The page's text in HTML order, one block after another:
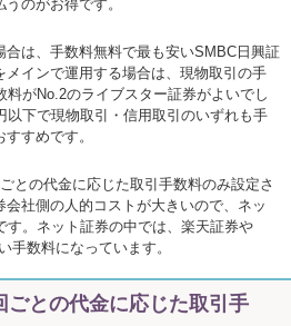
のがお得です。
は、手数料無料で最も安いSMBC日興証
メインで運用する場合は、現物取引の手
がNo.2のライブスター証券がよいでし
以下で現物取引・信用取引のいずれも手
すめです。
との代金に応じた取引手数料のみ設定さ
社側の人的コストが大きいので、ネッ
す。ネット証券の中では、楽天証券や
手数料になっています。
ごとの代金に応じた取引手